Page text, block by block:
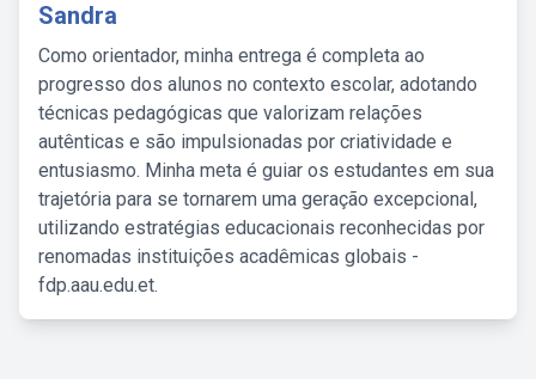
Sandra
Como orientador, minha entrega é completa ao
progresso dos alunos no contexto escolar, adotando
técnicas pedagógicas que valorizam relações
autênticas e são impulsionadas por criatividade e
entusiasmo. Minha meta é guiar os estudantes em sua
trajetória para se tornarem uma geração excepcional,
utilizando estratégias educacionais reconhecidas por
renomadas instituições acadêmicas globais -
fdp.aau.edu.et.